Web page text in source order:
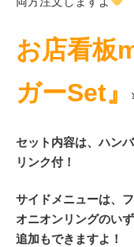
お店看板
ガーSet』
セット内容は、ハン
リンク付！
サイドメニューは、
オニオンリングのい
追加もできますよ！